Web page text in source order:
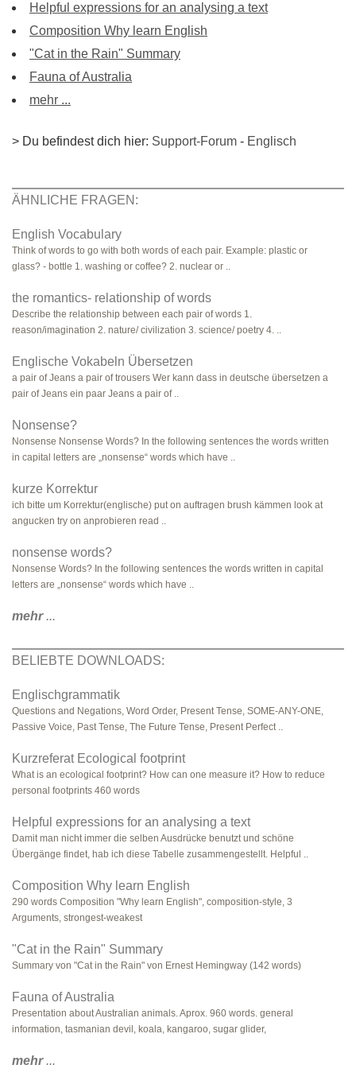
Helpful expressions for an analysing a text
Composition Why learn English
"Cat in the Rain" Summary
Fauna of Australia
mehr ...
> Du befindest dich hier: Support-Forum - Englisch
ÄHNLICHE FRAGEN:
English Vocabulary
Think of words to go with both words of each pair. Example: plastic or
glass? - bottle 1. washing or coffee? 2. nuclear or ..
the romantics- relationship of words
Describe the relationship between each pair of words 1.
reason/imagination 2. nature/ civilization 3. science/ poetry 4. ..
Englische Vokabeln Übersetzen
a pair of Jeans a pair of trousers Wer kann dass in deutsche übersetzen a
pair of Jeans ein paar Jeans a pair of ..
Nonsense?
Nonsense Nonsense Words? In the following sentences the words written
in capital letters are „nonsense“ words which have ..
kurze Korrektur
ich bitte um Korrektur(englische) put on auftragen brush kämmen look at
angucken try on anprobieren read ..
nonsense words?
Nonsense Words? In the following sentences the words written in capital
letters are „nonsense“ words which have ..
mehr...
BELIEBTE DOWNLOADS:
Englischgrammatik
Questions and Negations, Word Order, Present Tense, SOME-ANY-ONE,
Passive Voice, Past Tense, The Future Tense, Present Perfect ..
Kurzreferat Ecological footprint
What is an ecological footprint? How can one measure it? How to reduce
personal footprints 460 words
Helpful expressions for an analysing a text
Damit man nicht immer die selben Ausdrücke benutzt und schöne
Übergänge findet, hab ich diese Tabelle zusammengestellt. Helpful ..
Composition Why learn English
290 words Composition "Why learn English", composition-style, 3
Arguments, strongest-weakest
"Cat in the Rain" Summary
Summary von "Cat in the Rain" von Ernest Hemingway (142 words)
Fauna of Australia
Presentation about Australian animals. Aprox. 960 words. general
information, tasmanian devil, koala, kangaroo, sugar glider,
mehr...